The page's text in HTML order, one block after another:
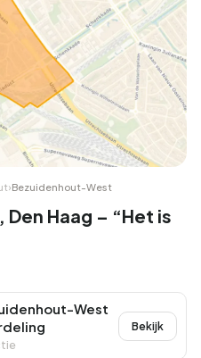
›Bezuidenhout-West
Haag – “Het is
West
Bekijk